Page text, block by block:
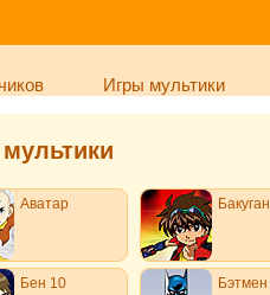
Игры мультики
Аватар Бакуган
Бен 10 Бэтмен